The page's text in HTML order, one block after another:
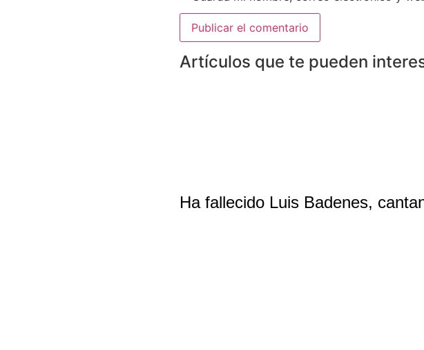
Artículos que te pueden
Ha fallecido Luis Badenes,